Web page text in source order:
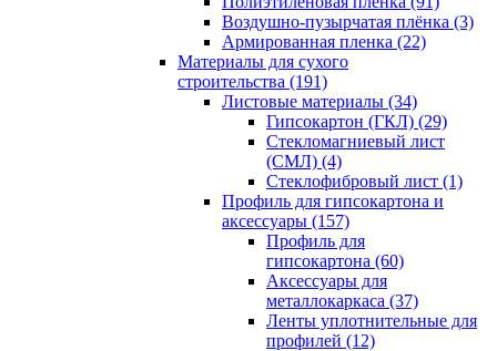
Воздушно-пузырчатая плёнка (3)
Армированная пленка (22)
Материалы для сухого
строительства (191)
Листовые материалы (34)
Гипсокартон (ГКЛ) (29)
Стекломагниевый лист
(СМЛ) (4)
Cтеклофибровый лист (1)
Профиль для гипсокартона и
аксессуары (157)
Профиль для
гипсокартона (60)
Аксессуары для
металлокаркаса (37)
Ленты уплотнительные для
профилей (12)